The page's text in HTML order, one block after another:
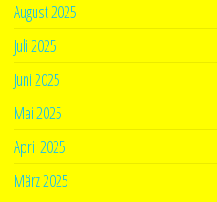
August 2025
Juli 2025
Juni 2025
Mai 2025
April 2025
März 2025